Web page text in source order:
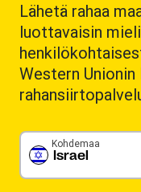
Lähetä rahaa
luottavaisin
Western
Israel
Kohdemaa